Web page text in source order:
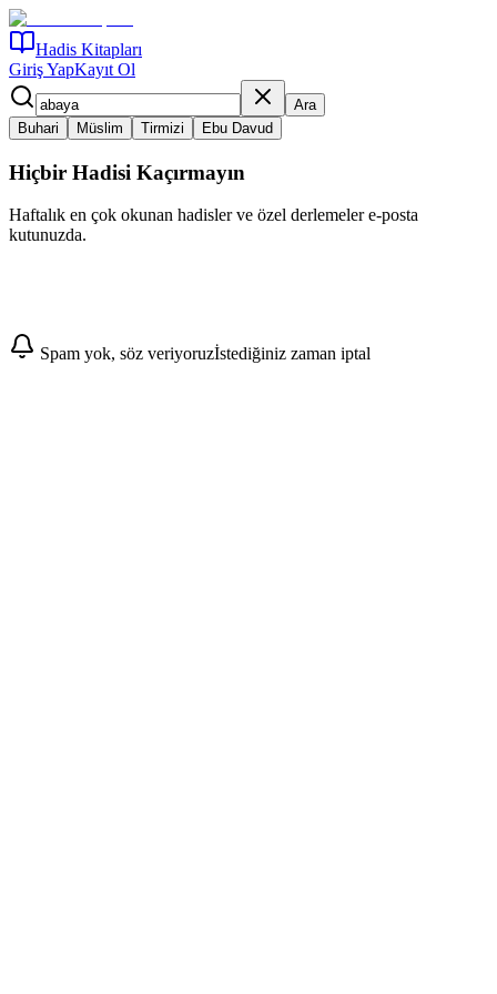
Hadis Kitapları
Giriş YapKayıt Ol
Ara
Buhari
Müslim Tirmizi Ebu Davud
Hiçbir Hadisi Kaçırmayın
Haftalık en çok okunan hadisler ve özel derlemeler e-posta
kutunuzda.
Abone Ol
Spam yok, söz veriyoruzİstediğiniz zaman iptal